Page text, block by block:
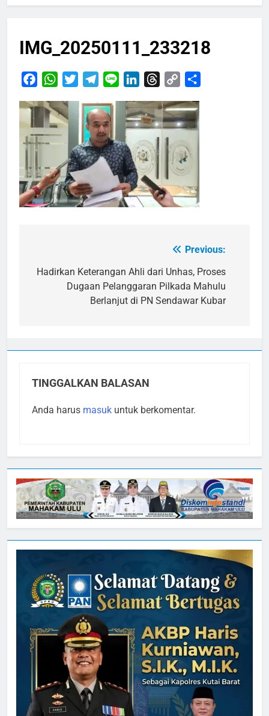
IMG_20250111_233218
FacebookWhatsApp
TwitterTelegram
Line LinkedInThreads
Copy
pos
Previous:
Hadirkan Keterangan Ahli dari Unhas, Proses
Dugaan Pelanggaran Pilkada Mahulu
Berlanjut di PN Sendawar Kubar
TINGGALKAN BALASAN
Anda harus masuk untuk berkomentar.